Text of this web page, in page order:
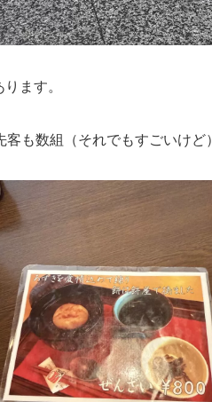
ます。
も数組（それでもすごいけど）